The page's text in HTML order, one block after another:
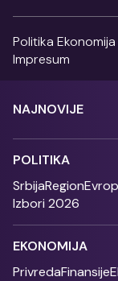
Politika Ekonomija
Impresum
NAJNOVIJE
POLITIKA
SrbijaRegion
Izbori 2026
EKONOMIJA
PrivredaFinansije